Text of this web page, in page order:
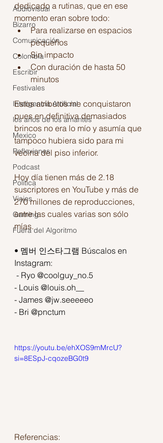
Audiovisual
Bizarro
Comunicación
Colombia
Escribir
Festivales
Inteligencia Artificial
los años de los amantes
Mexico
Reflexiones
Podcast
Política
Viajes
Gaming
Fuera del Algoritmo
dedicado a rutinas, que en ese
momento eran sobre todo:
Para realizarse en espacios
pequeños
Sin impacto
Con duración de hasta 50
minutos
Estos atributos me conquistaron
pues en definitiva demasiados
brincos no era lo mío y asumía que
tampoco hubiera sido para mi
vecina del piso inferior.
Hoy día tienen más de 2.18
suscriptores en YouTube y más de
270 millones de reproducciones,
entre las cuales varias son sólo
mías.
• 멤버 인스타그램 Búscalos en
Instagram:
- Ryo @coolguy_no.5
- Louis @louis.oh__
- James @jw.seeeeeo
- Bri @pnctum
https://youtu.be/ehXOS9mMrcU?
si=8ESpJ-cqozeBG0t9
Referencias: